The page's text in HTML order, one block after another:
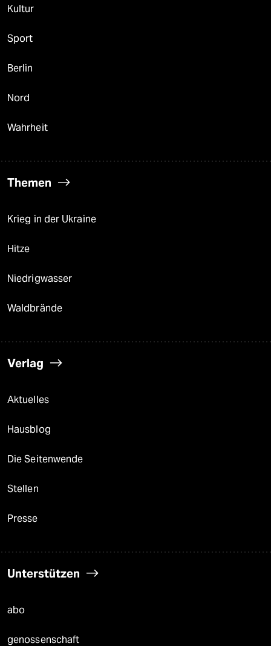
Kultur
Sport
Berlin
Nord
Wahrheit
Themen
Krieg in der Ukraine
Hitze
Niedrigwasser
Waldbrände
Verlag
Aktuelles
Hausblog
Die Seitenwende
Stellen
Presse
Unterstützen
abo
genossenschaft